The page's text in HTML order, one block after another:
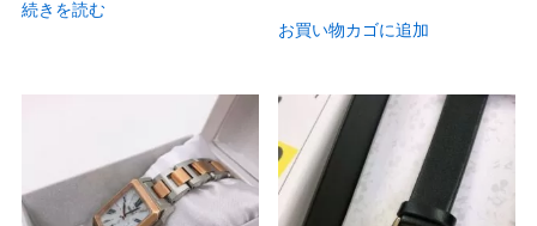
続きを読む
お買い物カゴに追加